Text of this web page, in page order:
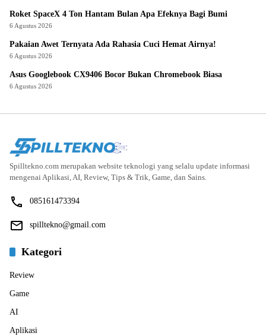
Roket SpaceX 4 Ton Hantam Bulan Apa Efeknya Bagi Bumi
6 Agustus 2026
Pakaian Awet Ternyata Ada Rahasia Cuci Hemat Airnya!
6 Agustus 2026
Asus Googlebook CX9406 Bocor Bukan Chromebook Biasa
6 Agustus 2026
Spilltekno.com merupakan website teknologi yang selalu update informasi
mengenai Aplikasi, AI, Review, Tips & Trik, Game, dan Sains.
085161473394
spilltekno@gmail.com
Kategori
Review
Game
AI
Aplikasi